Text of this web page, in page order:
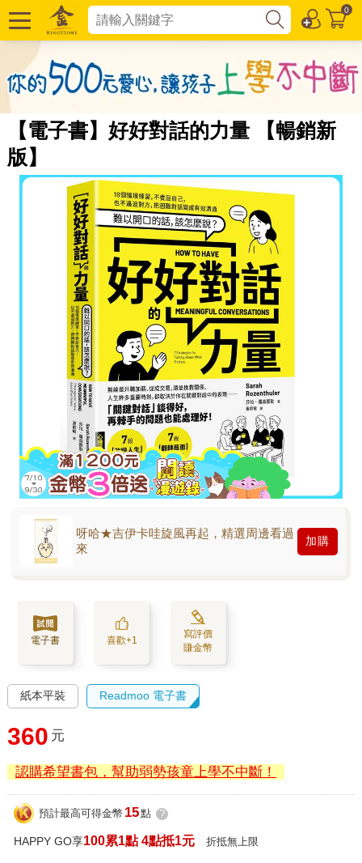
0
【電子書】好好對話的力量 【暢銷新
版】
呀哈★吉伊卡哇旋風再起，精選周邊看過
來
加購
電子書 喜歡+1
寫評價
賺金幣
紙本平裝 Readmoo 電子書
360 元
認購希望書包，幫助弱勢孩童上學不中斷！
預計最高可得金幣 15點 ?
HAPPY GO享100累1點 4點抵1元 折抵無上限